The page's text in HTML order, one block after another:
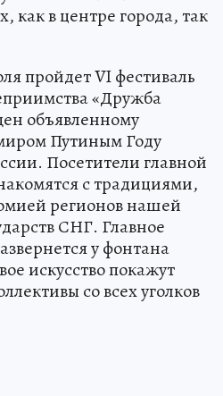
как в центре города, так
пройдет VI фестиваль
«Дружба
объявленному
Путиным Году
Посетители главной
с традициями,
регионов нашей
СНГ. Главное
у фонтана
искусство покажут
со всех уголков